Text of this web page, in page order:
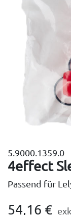
5.9000.1359.0
4effect
Passend für
54,16 €